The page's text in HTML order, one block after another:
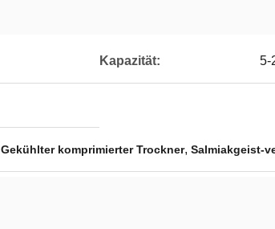
Kapazität: 5-
Gekühlter komprimierter Trockner, Salmiakgeist-